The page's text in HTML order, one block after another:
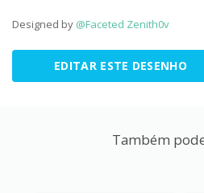
Designed by @Faceted Zenith0v
EDITAR ESTE DESENHO
Também